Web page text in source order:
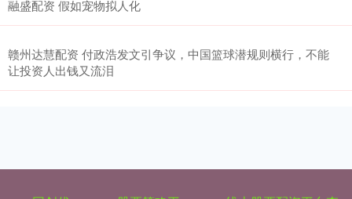
融盛配资 假如宠物拟人化​
赣州达慧配资 付政浩发文引争议，中国篮球潜规则横行，不能
让投资人出钱又流泪